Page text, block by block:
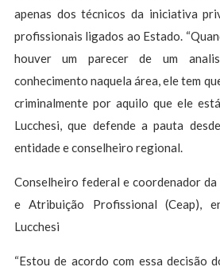
apenas dos técnicos da iniciativa
profissionais ligados ao Estado.
houver um parecer de um
conhecimento naquela área, ele tem
criminalmente por aquilo que ele está
Lucchesi, que defende a pauta
entidade e conselheiro regional.
Conselheiro federal e coordenador da
e Atribuição Profissional (Ceap),
Lucchesi
“Estou de acordo com essa decisão